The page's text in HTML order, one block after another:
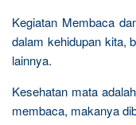
Kegiatan Membaca
dalam kehidupan kita,
lainnya.
Kesehatan mata
membaca, makanya